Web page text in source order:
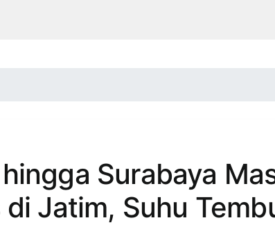
Surabaya
di Jatim, Suhu